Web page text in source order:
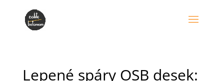
Lepené spáry OSB desek: